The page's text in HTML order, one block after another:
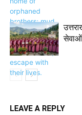
सेवाओं
LEAVE A REPLY